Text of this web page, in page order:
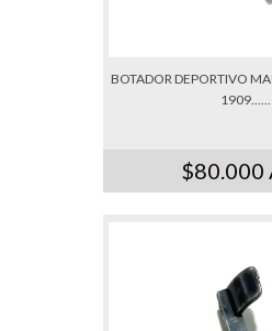
BOTADOR DEPORTIVO
1909......
$80.000